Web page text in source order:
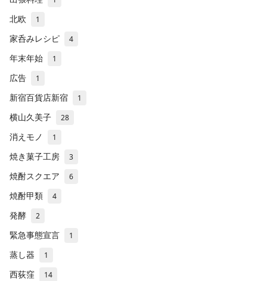
北欧 1
家呑みレシピ 4
年末年始 1
広告 1
新宿百貨店新宿 1
横山久美子 28
消えモノ 1
焼き菓子工房 3
焼酎スクエア 6
焼酎甲類 4
発酵 2
緊急事態宣言 1
蒸し器 1
西荻窪 14